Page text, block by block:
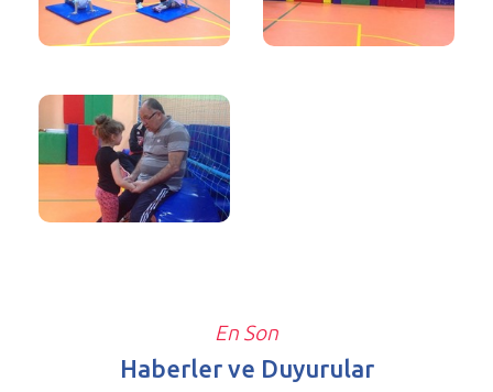
En Son
Haberler ve Duyurular